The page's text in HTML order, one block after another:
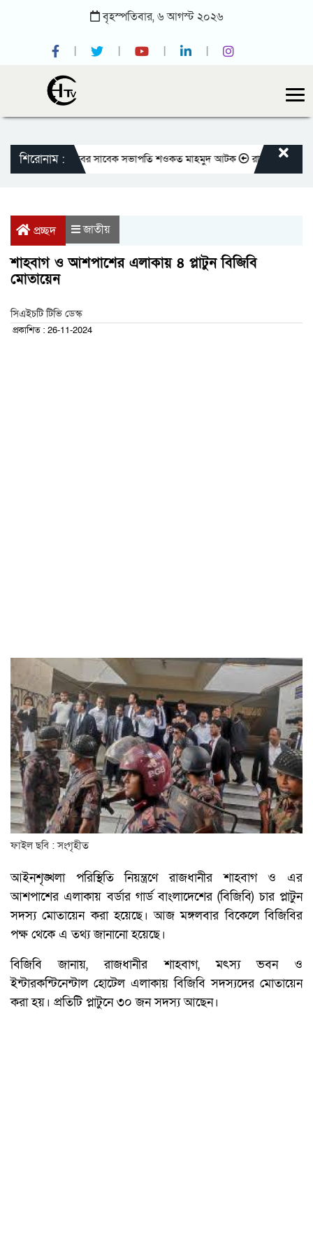
বৃহস্পতিবার,৬আগস্ট ২০২৬
শিরোনাম :
জাতীয় প্রেসক্লাবের সাবেক সভাপতি শওকত মাহমুদ আটক রাজবাড়ীতে বীর
প্রচ্ছদ জাতীয়
শাহবাগ ও আশপাশের এলাকায় ৪ প্লাটুন বিজিবি
মোতায়েন
সিএইচটি টিভি ডেস্ক
প্রকাশিত : 26-11-2024
ফাইল ছবি : সংগৃহীত
আইনশৃঙ্খলা পরিস্থিতি নিয়ন্ত্রণে রাজধানীর শাহবাগ ও এর
আশপাশের এলাকায় বর্ডার গার্ড বাংলাদেশের (বিজিবি) চার প্লাটুন
সদস্য মোতায়েন করা হয়েছে। আজ মঙ্গলবার বিকেলে বিজিবির
পক্ষ থেকে এ তথ্য জানানো হয়েছে।
বিজিবি জানায়, রাজধানীর শাহবাগ, মৎস্য ভবন ও
ইন্টারকন্টিনেন্টাল হোটেল এলাকায় বিজিবি সদস্যদের মোতায়েন
করা হয়। প্রতিটি প্লাটুনে ৩০ জন সদস্য আছেন।